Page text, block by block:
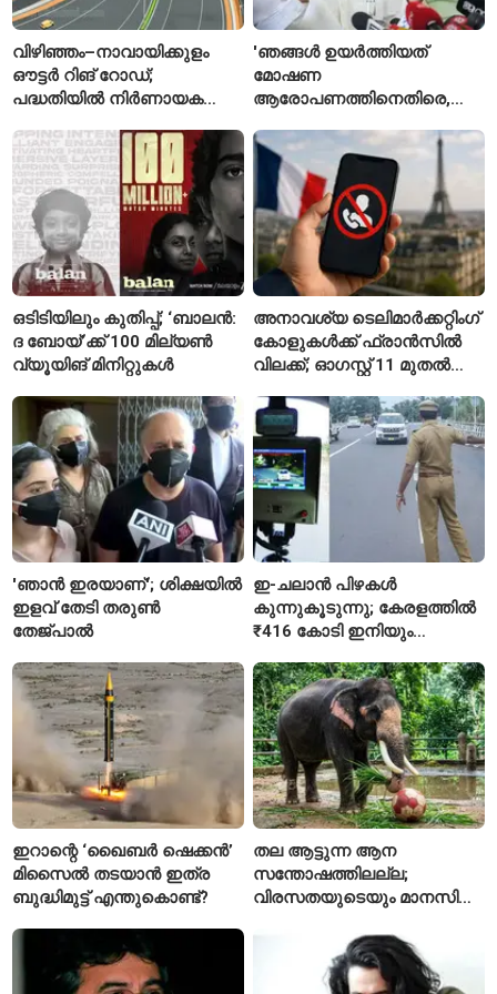
വിഴിഞ്ഞം–നാവായിക്കുളം
ഔട്ടർ റിങ് റോഡ്;
പദ്ധതിയിൽ നിർണായക
വിശദീകരണം
'ഞങ്ങൾ ഉയർത്തിയത്
മോഷണ
ആരോപണത്തിനെതിരെ,
റിജിജുവിന് മറുപടിയുമായി
സഞ്ജയ് റാവത്ത്
ഒടിടിയിലും കുതിപ്പ്; ‘ബാലൻ:
ദ ബോയ്’ക്ക് 100 മില്യൺ
വ്യൂയിങ് മിനിറ്റുകൾ
അനാവശ്യ ടെലിമാർക്കറ്റിംഗ്
കോളുകൾക്ക് ഫ്രാൻസിൽ
വിലക്ക്; ഓഗസ്റ്റ് 11 മുതൽ
'ഞാൻ ഇരയാണ്'; ശിക്ഷയിൽ
ഇളവ് തേടി തരുണ്‍
തേജ്പാൽ
ഇ-ചലാൻ പിഴകൾ
കുന്നുകൂടുന്നു; കേരളത്തിൽ
₹416 കോടി ഇനിയും
ഇറാന്റെ ‘ഖൈബർ ഷെക്കൻ’
മിസൈൽ തടയാൻ ഇത്ര
ബുദ്ധിമുട്ട് എന്തുകൊണ്ട്?
തല ആട്ടുന്ന ആന
സന്തോഷത്തിലല്ല;
വിരസതയുടെയും മാനസിക
ലക്ഷണമെന്ന് വിദഗ്ധർ